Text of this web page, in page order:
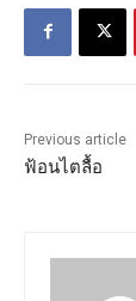
Previous article
ฟ้อนไตลื้อ